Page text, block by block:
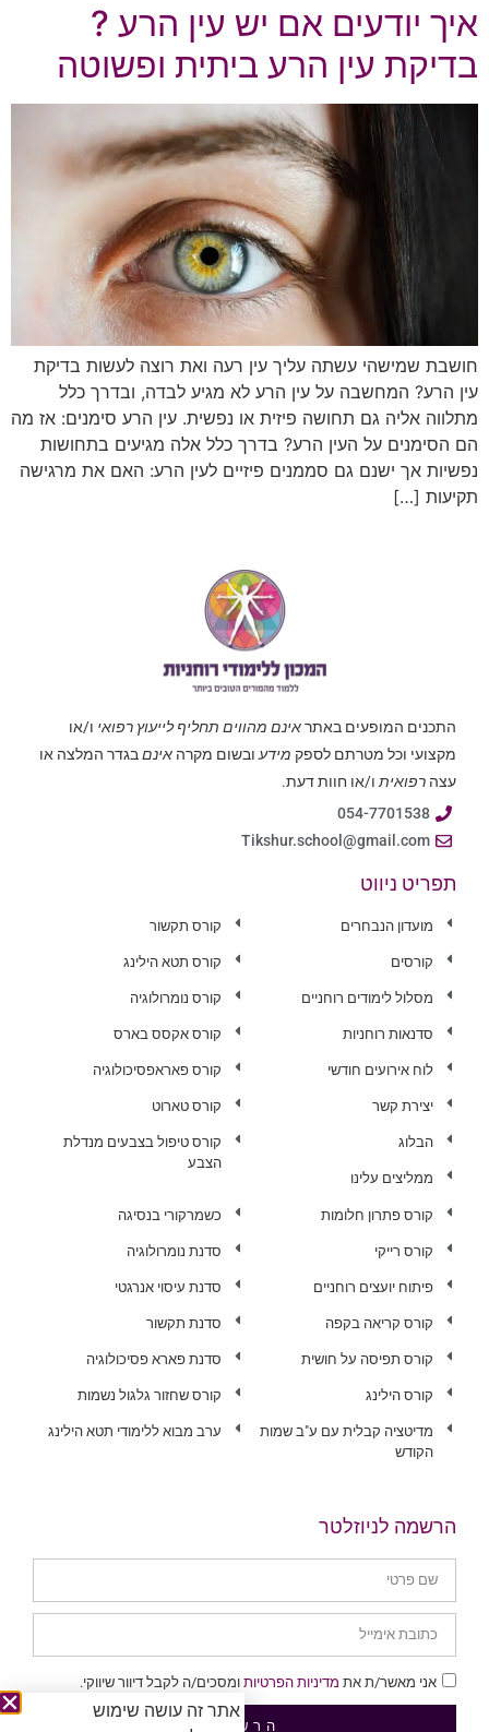
איך יודעים אם יש עין הרע ?
בדיקת עין הרע ביתית ופשוטה
חושבת שמישהי עשתה עליך עין רעה ואת רוצה לעשות בדיקת
עין הרע? המחשבה על עין הרע לא מגיע לבדה, ובדרך כלל
מתלווה אליה גם תחושה פיזית או נפשית. עין הרע סימנים: אז מה
הם הסימנים על העין הרע? בדרך כלל אלה מגיעים בתחושות
נפשיות אך ישנם גם סממנים פיזיים לעין הרע: האם את מרגישה
תקיעות […]
התכנים המופעים באתראינם מהווים תחליף לייעוץ רפואי ו/או
מקצועי וכל מטרתם לספק מידעובשום מקרה אינםבגדר המלצה או
עצה רפואיתו/או חוות דעת.
054-7701538
Tikshur.school@gmail.com
תפריט ניווט
מועדון הנבחרים
קורסים
מסלול לימודים רוחניים
סדנאות רוחניות
לוח אירועים חודשי
יצירת קשר
הבלוג
ממליצים עלינו
קורס תקשור
קורס תטא הילינג
קורס נומרולוגיה
קורס אקסס בארס
קורס פאראפסיכולוגיה
קורס טארוט
קורס טיפול בצבעים מנדלת
הצבע
קורס פתרון חלומות
קורס רייקי
פיתוח יועצים רוחניים
קורס קריאה בקפה
קורס תפיסה על חושית
קורס הילינג
מדיטציה קבלית עם ע"ב שמות
הקודש
כשמרקורי בנסיגה
סדנת נומרולוגיה
סדנת עיסוי אנרגטי
סדנת תקשור
סדנת פארא פסיכולוגיה
קורס שחזור גלגול נשמות
ערב מבוא ללימודי תטא הילינג
הרשמה לניוזלטר
אני מאשר/ת את מדיניות הפרטיות ומסכים/ה לקבל דיוור שיווקי.
הרשמה
אתר זה עושה שימוש